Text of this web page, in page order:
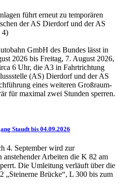
führt erneut zu temporären
der AS Dierdorf und der AS
4)
GmbH des Bundes lässt in
2026 bis Freitag, 7. August 2026,
6 Uhr, die A3 in Fahrtrichtung
(AS) Dierdorf und der AS
eines weiteren Großraum-
für maximal zwei Stunden sperren.
Staudt bis 04.09.2026
4. September wird zur
anstehender Arbeiten die K 82 am
Die Umleitung verläuft über die
„Steinerne Brücke“, L 300 bis zum